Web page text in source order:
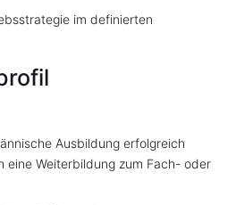
im definierten
Ausbildung erfolgreich
eine Weiterbildung zum Fach- oder